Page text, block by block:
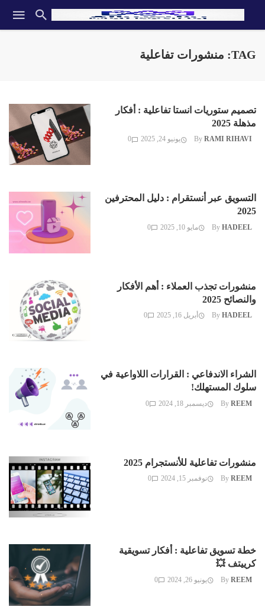
TAG: منشورات تفاعلية
تصميم ستوريات انستا تفاعلية : أفكار
مذهلة 2025
By RAMI RIHAVI يونيو 24, 2025 0
التسويق عبر أنستقرام : دليل المحترفين
2025
By HADEEL مايو 10, 2025 0
منشورات تجذب العملاء : أهم الأفكار
والنصائح 2025
By HADEEL أبريل 16, 2025 0
الشراء الاندفاعي : القرارات اللاواعية في
سلوك المستهلك!
By REEM ديسمبر 18, 2024 0
منشورات تفاعلية للأنستجرام 2025
By REEM نوفمبر 15, 2024 0
خطة تسويق تفاعلية : أفكار تسويقية
كرييتف 💥
By REEM يونيو 26, 2024 0